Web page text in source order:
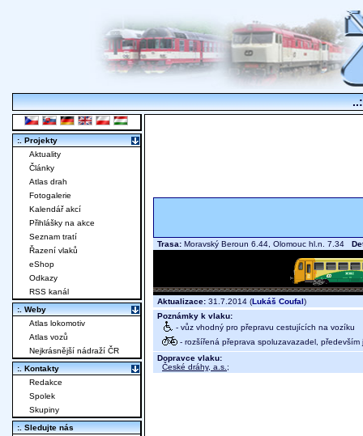
Trasa: Moravský Beroun 6.44, Olomouc hl.n. 7.34
Aktualizace: 31.7.2014 (Lukáš Coufal)
Poznámky k vlaku:
- vůz vhodný pro přepravu cestujících na vozíku
- rozšířená přeprava spoluzavazadel, především
Dopravce vlaku:
České dráhy, a.s. ;
:. Projekty
Aktuality
Články
Atlas drah
Fotogalerie
Kalendář akcí
Přihlášky na akce
Seznam tratí
Řazení vlaků
eShop
Odkazy
RSS kanál
:. Weby
Atlas lokomotiv
Atlas vozů
Nejkrásnější nádraží ČR
:. Kontakty
Redakce
Spolek
Skupiny
:. Sledujte nás